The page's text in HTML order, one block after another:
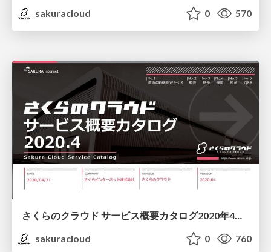
sakuracloud
0 570
さくらのクラウド サービス概要カタログ2020年4月号/sakura-cloud-servicecatalog-202004
sakuracloud
0 760